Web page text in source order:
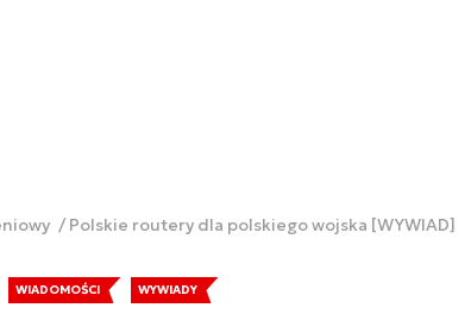
Polskie routery dla polskiego wojska [WYWIAD]
WIADOMOŚCI WYWIADY